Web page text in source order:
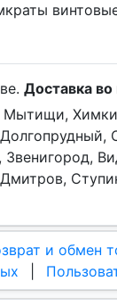
Доставка
и обмен